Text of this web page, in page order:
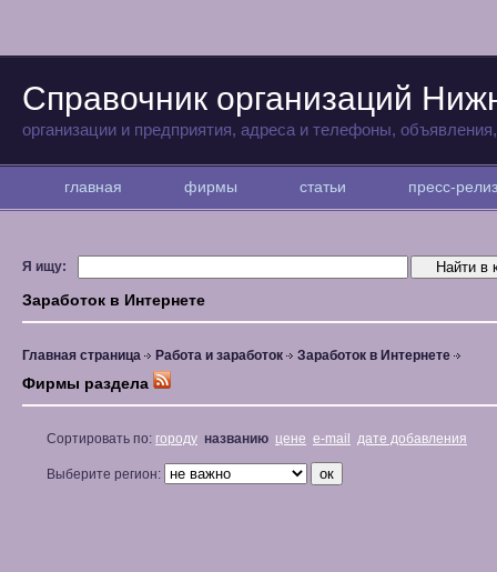
Справочник организаций
организации и предприятия, адреса и телефоны,
главная фирмы статьи пресс-
Я ищу:
Заработок в Интернете
Главная страница Работа и заработок Заработок в Интернете
Фирмы раздела
Сортировать по: городу названию цене e-mail дате добавления
Выберите регион: